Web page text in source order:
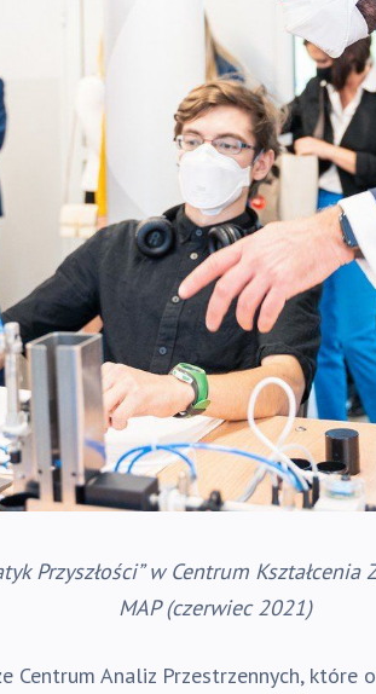
Przyszłości” w Centrum
MAP (czerwiec 2021)
Centrum Analiz Przestrzennych,